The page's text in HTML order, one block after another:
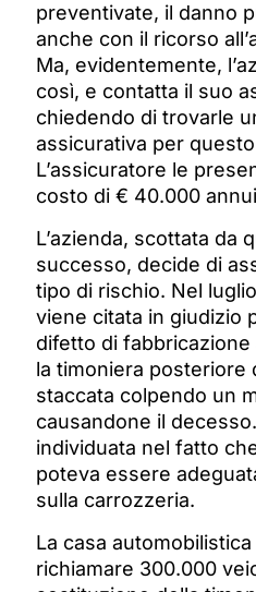
preventivate, il danno
anche con il ricorso
Ma, evidentemente,
così, e contatta il suo
chiedendo di trovarle
assicurativa per
L’assicuratore le
costo di € 40.000
L’azienda, scottata da
successo, decide di
tipo di rischio. Nel
viene citata in giudizio
difetto di fabbricazione
la timoniera posteriore
staccata colpendo un
causandone il
individuata nel fatto
poteva essere
sulla carrozzeria.
La casa
richiamare 300.000